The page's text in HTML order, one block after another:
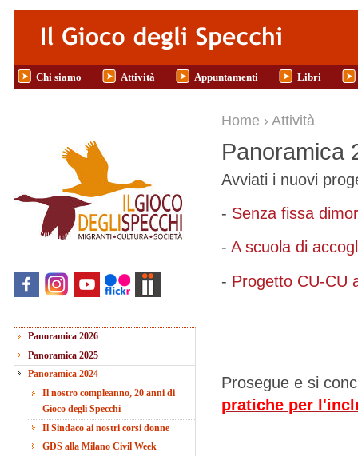
Salta al contenuto principale
Chi siamo Attività Appuntamenti Libri
Panoramica 2026
Panoramica 2025
Panoramica 2024
Il nostro compleanno, 20 anni di
Gioco degli Specchi
Il Sindaco ai nostri corsi donne
GDS alla Milano Civil Week
Tu sei qui
Home › Attività
Panoramica
Avviati i nuovi
- Senza fissa
- A scuola di
- Progetto CU-CU
Prosegue e si
pratiche per